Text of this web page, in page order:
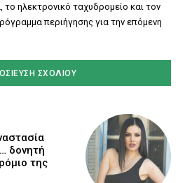
ηλεκτρονικό ταχυδρομείο και τον
περιήγησης για την επόμενη
δονητή
της